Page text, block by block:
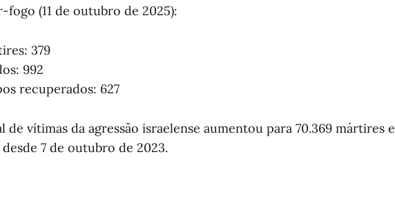
fogo (11 de outubro de 2025):
379
992
recuperados: 627
de vítimas da agressão israelense aumentou para 70.369 mártires e
desde 7 de outubro de 2023.